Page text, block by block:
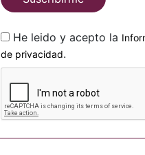
He leido y acepto la
de privacidad.